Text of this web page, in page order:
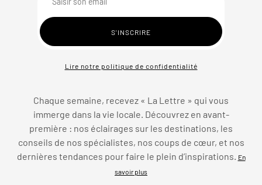
Lire notre politique de confidentialité
Chaque semaine, recevez « La Lettre » qui vous
immerge dans la vie locale. Découvrez en avant-
première : nos éclairages sur les destinations, les
conseils de nos spécialistes, nos coups de cœur, et nos
dernières tendances pour faire le plein d’inspirations.
En
savoir plus